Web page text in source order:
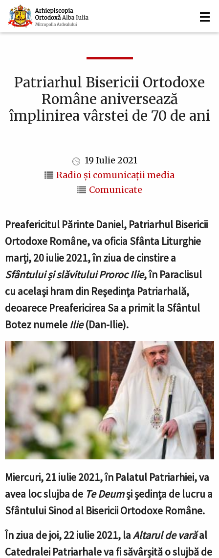
Mergi
la
conţinutul
Navigare
principală
Patriarhul Bisericii Ortodoxe
Române aniversează
împlinirea vârstei de 70 de ani
19 Iulie 2021
Radio și comunicații media
Comunicate
Preafericitul Părinte Daniel, Patriarhul Bisericii
Ortodoxe Române,va oficia Sfânta Liturghie
marţi, 20 iulie 2021, în ziua de cinstire a
Sfântuluiși slăvitului Proroc Ilie,în Paraclisul
cu acelaşi hram din Reşedinţa Patriarhală,
deoarece Preafericirea Sa a primit la Sfântul
Botez numele Ilie(Dan-Ilie).
Miercuri, 21 iulie 2021, în Palatul Patriarhiei, va
avea loc slujba de Te Deumşi şedinţa de lucru a
Sfântului Sinod al Bisericii Ortodoxe Române.
În ziua de joi, 22 iulie 2021, laAltarul de varăal
Catedralei Patriarhale va fi săvârșită o slujbă de